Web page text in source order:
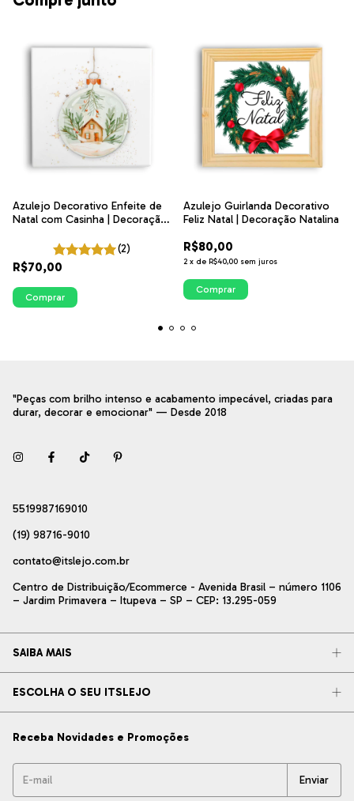
Azulejo Decorativo Enfeite de
Natal com Casinha | Decoração
(2)
R$70,00
Comprar
Azulejo Guirlanda Decorativo
Feliz Natal | Decoração Natalina
R$80,00
2 x de R$40,00 sem juros
Comprar
"Peças com brilho intenso e acabamento impecável, criadas para
durar, decorar e emocionar" — Desde 2018
5519987169010
(19) 98716-9010
contato@itslejo.com.br
Centro de Distribuição/Ecommerce - Avenida Brasil – número 1106
– Jardim Primavera – Itupeva – SP – CEP: 13.295-059
SAIBA MAIS
ESCOLHA O SEU ITSLEJO
Receba Novidades e Promoções